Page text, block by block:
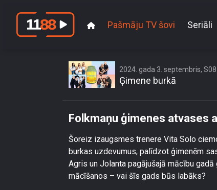
Pašmāju TV šovi Seriāli
2024. gada 3. septembris, S08
Ģimene burkā
Folkmaņu ģimenes atvases
Šoreiz izaugsmes trenere Vita Solo
burkas uzdevumus, palīdzot ģimenēm
Agris un Jolanta pagājušajā mācību
mācīšanos – vai šīs gads būs labāks?